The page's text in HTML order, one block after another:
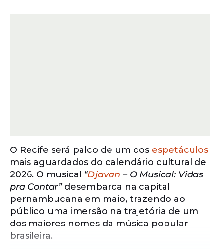
O Recife será palco de um dos espetáculos
mais aguardados do calendário cultural de
2026. O musical “Djavan – O Musical: Vidas
pra Contar”desembarca na capital
pernambucana em maio, trazendo ao
público uma imersão na trajetória de um
dos maiores nomes da música popular
brasileira.